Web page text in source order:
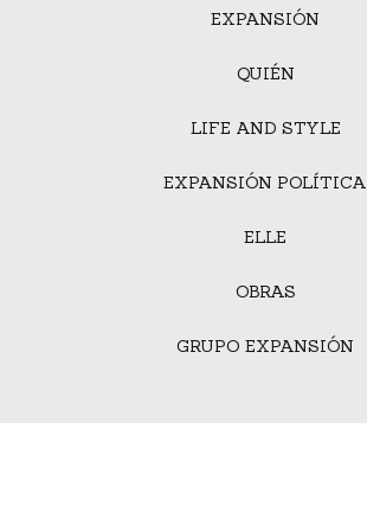
EXPANSIÓN
QUIÉN
LIFE AND STYLE
EXPANSIÓN POLÍTICA
ELLE
OBRAS
GRUPO EXPANSIÓN